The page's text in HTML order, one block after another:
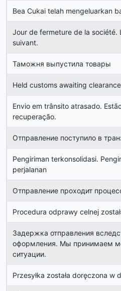
Bea Cukai telah mengeluarkan
Jour de fermeture de la société.
suivant.
Таможня выпустила товары
Held customs awaiting
Envio em trânsito atrasado.
recuperação.
Отправление поступило в
Pengiriman terkonsolidasi.
perjalanan
Отправление проходит
Procedura odprawy celnej
Задержка отправления
оформления. Мы принимаем
ситуации.
Przesyłka została doręczona w